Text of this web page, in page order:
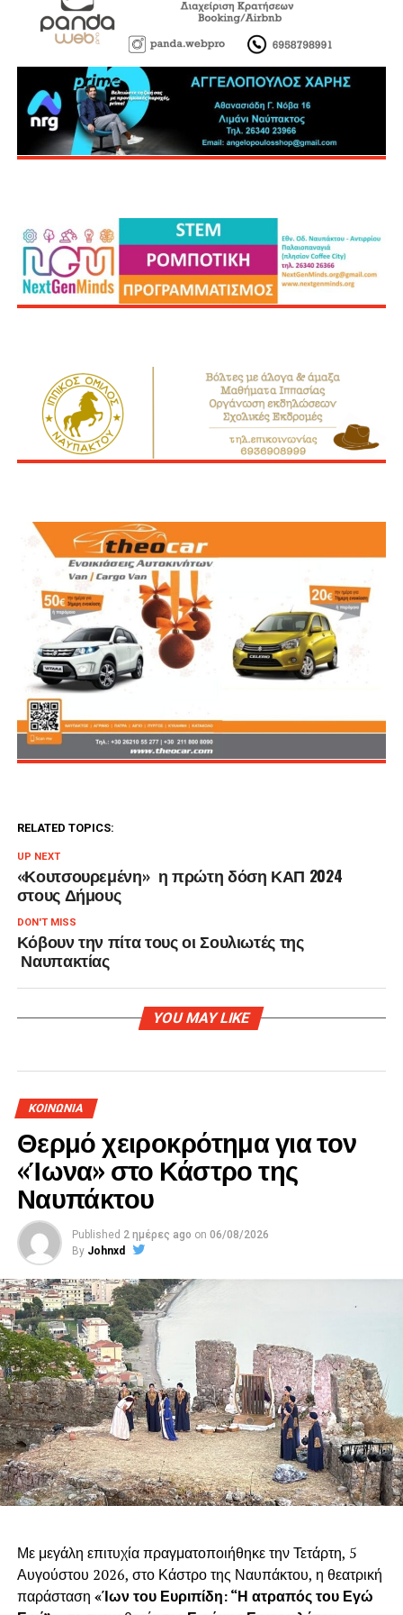
RELATED TOPICS:
UP NEXT
«Κουτσουρεμένη» η πρώτη δόση ΚΑΠ 2024
στους Δήμους
DON'T MISS
Κόβουν την πίτα τους οι Σουλιωτές της
Ναυπακτίας
YOU MAY LIKE
ΚΟΙΝΩΝΙΑ
Θερμό χειροκρότημα για τον
«Ίωνα» στο Κάστρο της
Ναυπάκτου
Published 2 ημέρες ago on 06/08/2026
By Johnxd
Με μεγάλη επιτυχία πραγματοποιήθηκε την Τετάρτη, 5
Αυγούστου 2026, στο Κάστρο της Ναυπάκτου, η θεατρική
παράσταση «Ίων του Ευριπίδη: “Η ατραπός του Εγώ